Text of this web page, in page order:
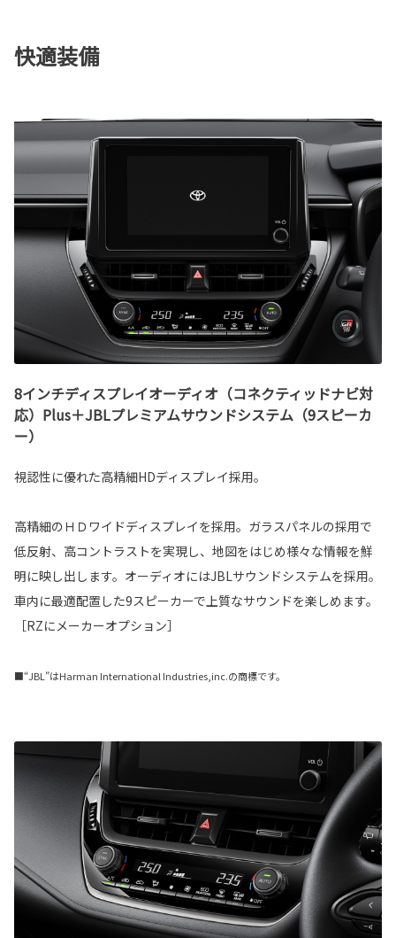
快適装備
8インチディスプレイオーディオ（コネクティッドナビ対
応）Plus＋JBLプレミアムサウンドシステム（9スピーカ
ー）
視認性に優れた高精細HDディスプレイ採用。
高精細のＨＤワイドディスプレイを採用。ガラスパネルの採用で
低反射、高コントラストを実現し、地図をはじめ様々な情報を鮮
明に映し出します。オーディオにはJBLサウンドシステムを採用。
車内に最適配置した9スピーカーで上質なサウンドを楽しめます。
［RZにメーカーオプション］
■“JBL”はHarman International Industries,inc.の商標です。